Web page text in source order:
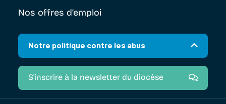
Nos offres d’emploi
Notre politique contre les abus
S'inscrire à la newsletter du diocèse